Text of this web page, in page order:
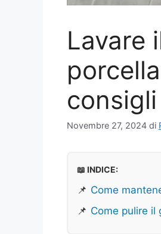
Lavare
consigli
Novembre 27, 2024 di
📖 INDICE:
📌 Come
📌 Come pulire il